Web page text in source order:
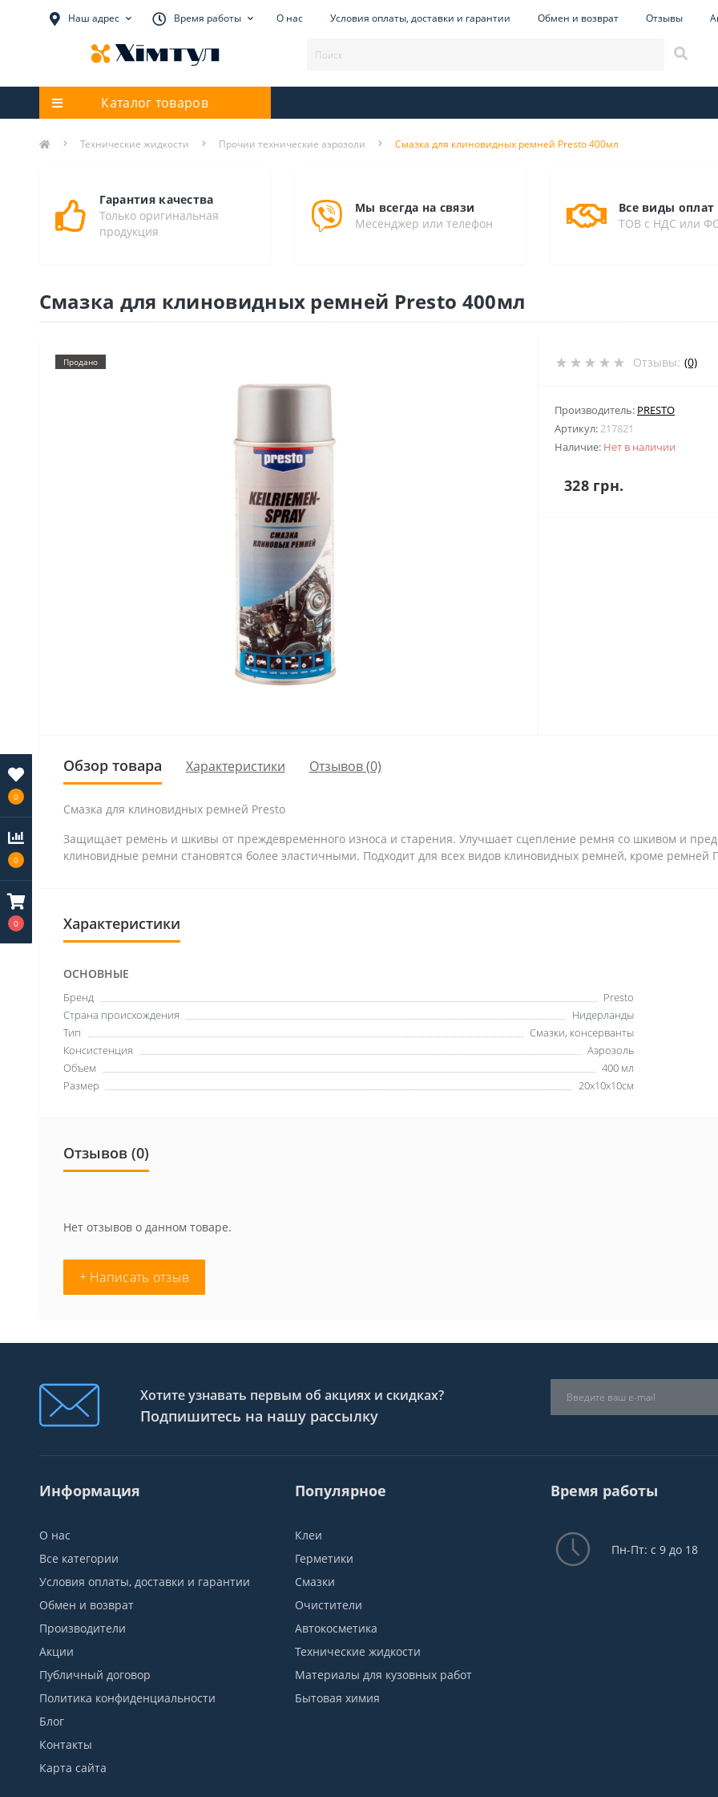
0
0
0
Наш адрес Время работы О нас Условия оплаты, доставки и гарантии Обмен и возврат Отзывы
Каталог товаров
Технические жидкости Прочии технические аэрозоли Смазка для клиновидных ремней Presto 400мл
Гарантия качества
Только оригинальная
продукция
Мы всегда на связи
Месенджер или телефон
Все виды оплат
ТОВ с НДС или
Смазка для клиновидных ремней Presto 400мл
Продано Отзывы: (0)
Производитель: PRESTO
Артикул:217821
Наличие: Нет в наличии
328 грн.
Обзор товара Характеристики Отзывов (0)
Смазка для клиновидных ремней Presto
Защищает ремень и шкивы от преждевременного износа и старения. Улучшает сцепление ремня со шкивом и
клиновидные ремни становятся более эластичными. Подходит для всех видов клиновидных ремней, кроме ремней
Характеристики
ОСНОВНЫЕ
Бренд
Presto
Страна происхождения
Нидерланды
Тип
Смазки, консерванты
Консистенция
Аэрозоль
Объем
400 мл
Размер
20х10х10см
Отзывов (0)
Нет отзывов о данном товаре.
+ Написать отзыв
Хотите узнавать первым об акциях и скидках?
Подпишитесь на нашу рассылку
Информация
О нас
Все категории
Условия оплаты, доставки и гарантии
Обмен и возврат
Производители
Акции
Публичный договор
Политика конфиденциальности
Блог
Контакты
Карта сайта
Популярное
Клеи
Герметики
Смазки
Очистители
Автокосметика
Технические жидкости
Материалы для кузовных работ
Бытовая химия
Время работы
Пн-Пт: с 9 до 18